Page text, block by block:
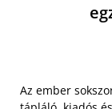
Az ember